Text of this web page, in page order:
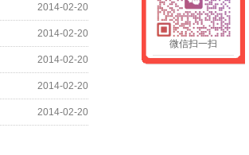
2014-02-20
2014-02-20
2014-02-20
2014-02-20
2014-02-20
微信扫一扫